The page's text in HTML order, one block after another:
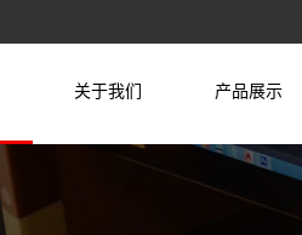
关于我们 产品展示